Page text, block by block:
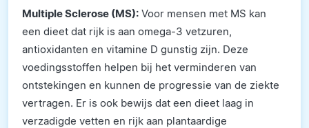
Multiple Sclerose (MS): Voor mensen met MS kan
een dieet dat rijk is aan omega-3 vetzuren,
antioxidanten en vitamine D gunstig zijn. Deze
voedingsstoffen helpen bij het verminderen van
ontstekingen en kunnen de progressie van de ziekte
vertragen. Er is ook bewijs dat een dieet laag in
verzadigde vetten en rijk aan plantaardige